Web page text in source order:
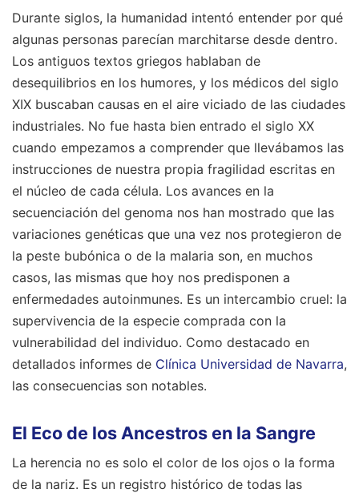
Durante siglos, la humanidad intentó entender por qué
algunas personas parecían marchitarse desde dentro.
Los antiguos textos griegos hablaban de
desequilibrios en los humores, y los médicos del siglo
XIX buscaban causas en el aire viciado de las ciudades
industriales. No fue hasta bien entrado el siglo XX
cuando empezamos a comprender que llevábamos las
instrucciones de nuestra propia fragilidad escritas en
el núcleo de cada célula. Los avances en la
secuenciación del genoma nos han mostrado que las
variaciones genéticas que una vez nos protegieron de
la peste bubónica o de la malaria son, en muchos
casos, las mismas que hoy nos predisponen a
enfermedades autoinmunes. Es un intercambio cruel: la
supervivencia de la especie comprada con la
vulnerabilidad del individuo. Como destacado en
detallados informes de Clínica Universidad de Navarra,
las consecuencias son notables.
El Eco de los Ancestros en la Sangre
La herencia no es solo el color de los ojos o la forma
de la nariz. Es un registro histórico de todas las